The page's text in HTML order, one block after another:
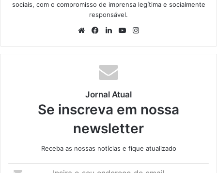
sociais, com o compromisso de imprensa legítima e socialmente
responsável.
We
te
Fa
bo
ok
Lin
din
Yo
ub
ra
Jornal Atual
Se inscreva em nossa
newsletter
Receba as nossas notícias e fique atualizado